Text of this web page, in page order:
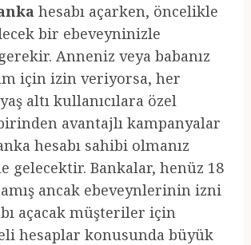
hesabı açarken, öncelikle
bir ebeveyninizle
Anneniz veya babanız
için izin veriyorsa, her
altı kullanıcılara özel
avantajlı kampanyalar
hesabı sahibi olmanız
gelecektir. Bankalar, henüz 18
ancak ebeveynlerinin izni
açacak müşteriler için
hesaplar konusunda büyük